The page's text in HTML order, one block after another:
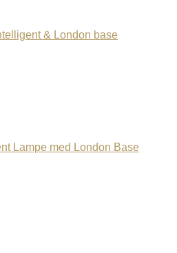
& London base
Lampe med London Base